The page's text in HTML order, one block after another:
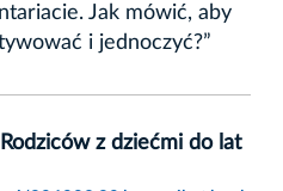
Jak mówić, aby
i jednoczyć?”
z dziećmi do lat